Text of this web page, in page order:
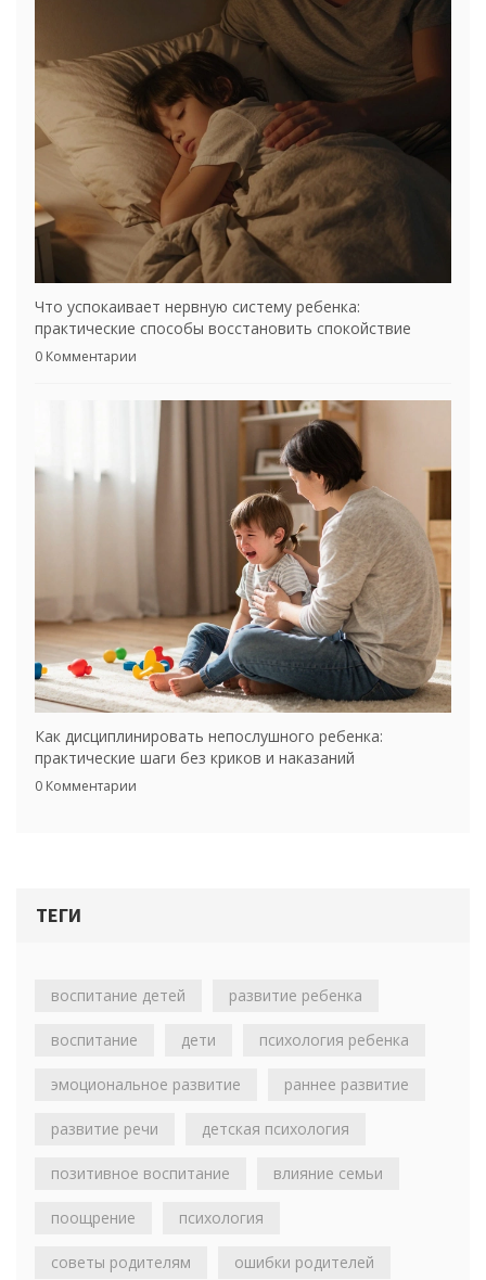
Что успокаивает нервную систему ребенка:
практические способы восстановить спокойствие
0 Комментарии
Как дисциплинировать непослушного ребенка:
практические шаги без криков и наказаний
0 Комментарии
ТЕГИ
воспитание детей развитие ребенка
воспитание дети психология ребенка
эмоциональное развитие раннее развитие
развитие речи детская психология
позитивное воспитание влияние семьи
поощрение психология
советы родителям ошибки родителей